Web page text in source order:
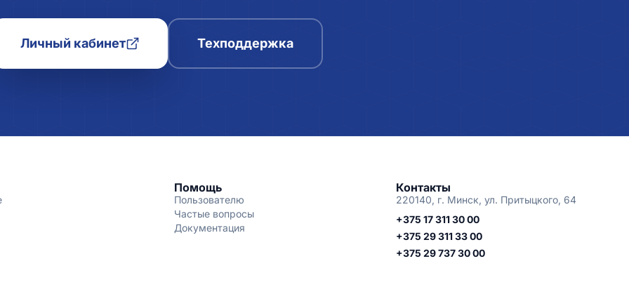
Личный кабинет Техподдержка
Помощь
Пользователю
Частые вопросы
Документация
Контакты
220140, г. Минск, ул. Притыцкого, 64
+375 17 311 30 00
+375 29 311 33 00
+375 29 737 30 00